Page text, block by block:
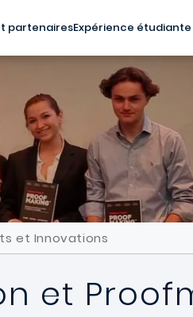
partenairesExpérience étudiante
et Innovations
et